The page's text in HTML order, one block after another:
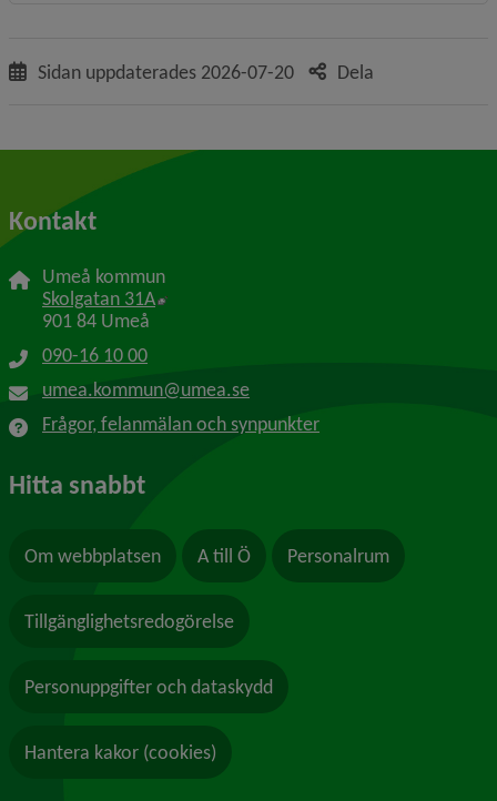
Sidan uppdaterades 2026-07-20 Dela
Kontakt
Umeå kommun
Skolgatan 31A Länk till annan webbplats, öppnas i nytt
901 84 Umeå
090-16 10 00
umea.kommun@umea.se
Frågor, felanmälan och synpunkter
Hitta snabbt
Om webbplatsen A till Ö Personalrum
Tillgänglighetsredogörelse
Personuppgifter och dataskydd
Hantera kakor (cookies)